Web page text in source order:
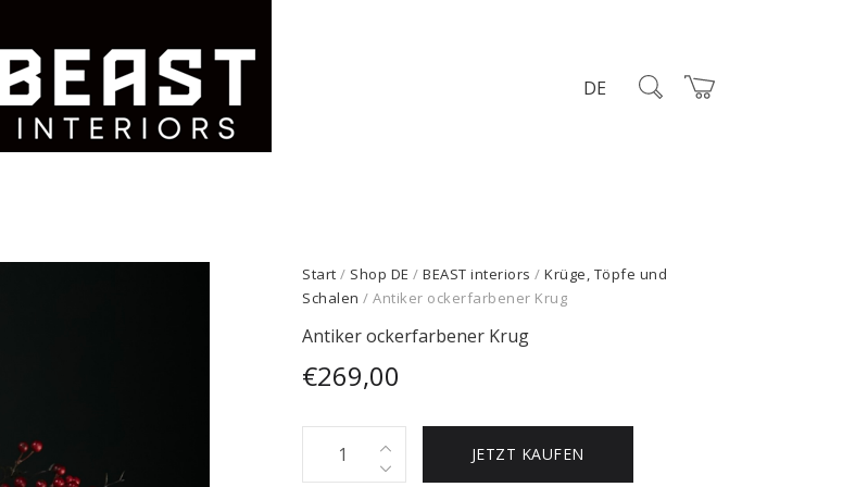
DE
Start / Shop DE /BEAST interiors /Krüge, Töpfe und
Schalen / Antiker ockerfarbener Krug
Antiker ockerfarbener Krug
€269,00
ockerfarbener
JETZT KAUFEN